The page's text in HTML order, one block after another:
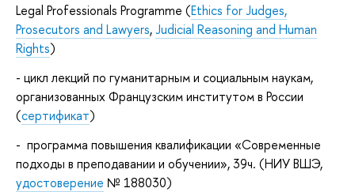
Legal Professionals Programme (Ethics for Judges,
Prosecutors and Lawyers,Judicial Reasoning and Human
Rights)
- цикл лекций по гуманитарным и социальным наукам,
организованных Французским институтом в России
(сертификат)
- программа повышения квалификации «Современные
подходы в преподавании и обучении», 39ч. (НИУ ВШЭ,
удостоверение № 188030)